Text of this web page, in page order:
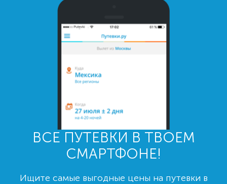
ВСЕ ПУТЕВКИ В ТВОЕМ
СМАРТФОНЕ!
Ищите самые выгодные цены на путевки в